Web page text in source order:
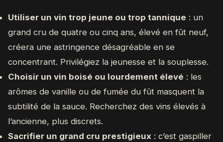
Utiliser un vin trop jeune ou trop tannique : un
grand cru de quatre ou cinq ans, élevé en fût neuf,
créera une astringence désagréable en se
concentrant. Privilégiez la jeunesse et la souplesse.
Choisir un vin boisé ou lourdement élevé : les
arômes de vanille ou de fumée du fût masquent la
subtilité de la sauce. Recherchez des vins élevés à
l’ancienne, plus discrets.
Sacrifier un grand cru prestigieux : c’est gaspiller